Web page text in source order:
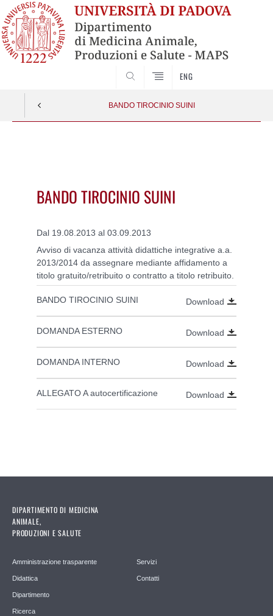
ENG
BANDO TIROCINIO SUINI
BANDO TIROCINIO SUINI
Dal 19.08.2013 al 03.09.2013
Avviso di vacanza attività didattiche integrative a.a.
2013/2014 da assegnare mediante affidamento a
titolo gratuito/retribuito o contratto a titolo retribuito.
BANDO TIROCINIO SUINI Download
DOMANDA ESTERNO Download
DOMANDA INTERNO Download
ALLEGATO A autocertificazione Download
DIPARTIMENTO DI MEDICINA
ANIMALE,
PRODUZIONI E SALUTE
Amministrazione trasparente
Didattica
Dipartimento
Ricerca
Servizi
Contatti